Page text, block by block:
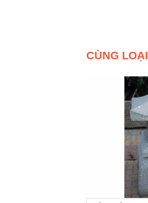
CÙNG LOẠI